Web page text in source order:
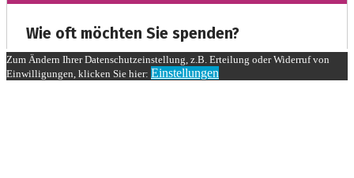
Zum Ändern Ihrer Datenschutzeinstellung, z.B. Erteilung oder Widerruf von
Einwilligungen, klicken Sie hier: Einstellungen